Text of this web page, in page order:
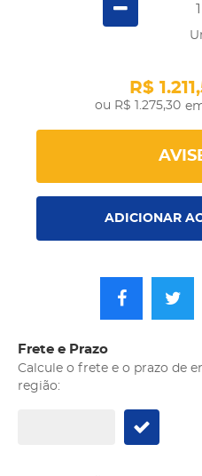
R$ 1.275,30
R$
ADICIONAR
Frete e Prazo
Calcule o frete e o prazo de
região: